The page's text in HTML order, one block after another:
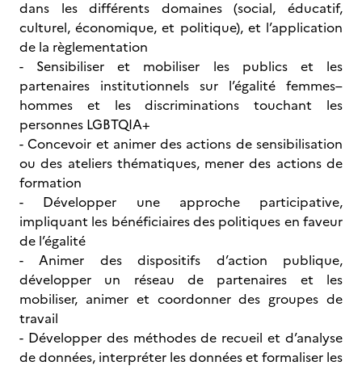
dans les différents domaines (social, éducatif,
culturel, économique, et politique), et l’application
de la règlementation
- Sensibiliser et mobiliser les publics et les
partenaires institutionnels sur l’égalité femmes–
hommes et les discriminations touchant les
personnes LGBTQIA+
- Concevoir et animer des actions de sensibilisation
ou des ateliers thématiques, mener des actions de
formation
- Développer une approche participative,
impliquant les bénéficiaires des politiques en faveur
de l’égalité
- Animer des dispositifs d’action publique,
développer un réseau de partenaires et les
mobiliser, animer et coordonner des groupes de
travail
- Développer des méthodes de recueil et d’analyse
de données, interpréter les données et formaliser les